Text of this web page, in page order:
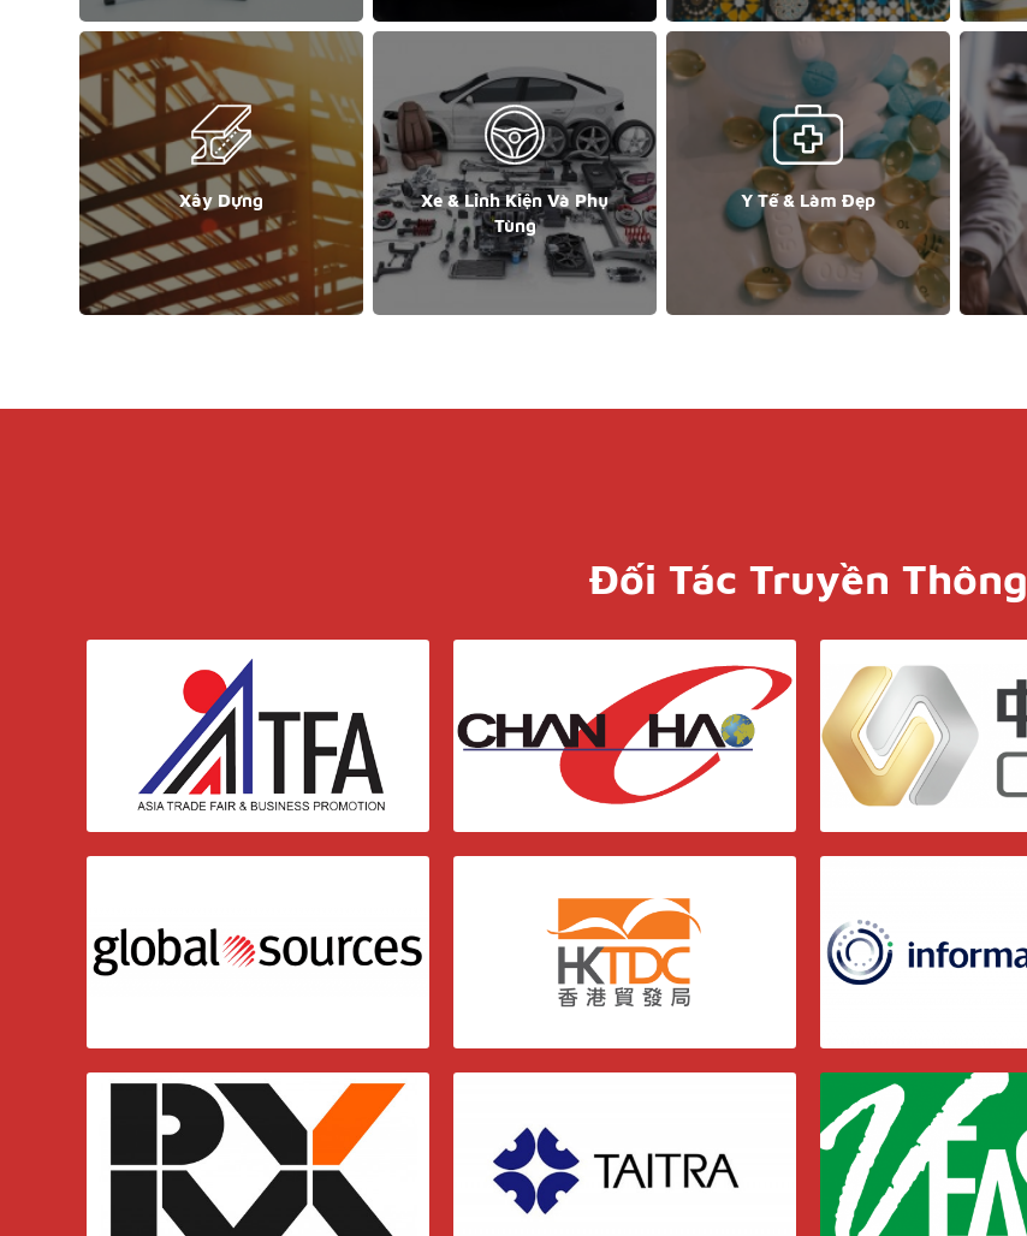
Xây Dựng
Xe & Linh Kiện Và Phụ
Tùng
Y Tế & Làm Đẹp
Đối Tác Truyền Thông